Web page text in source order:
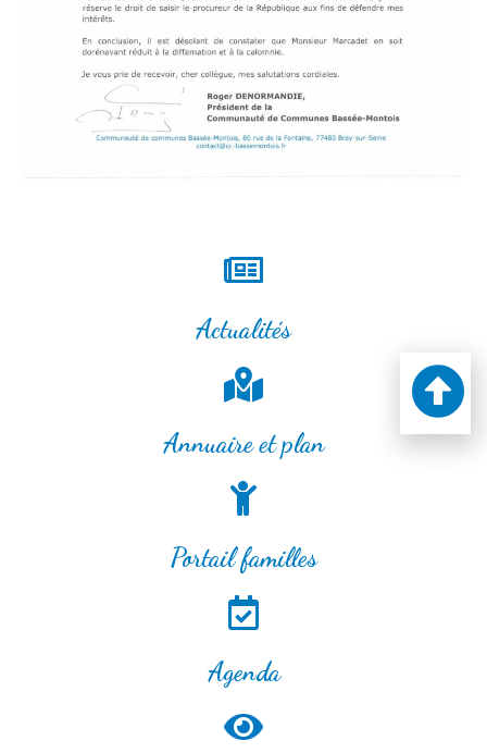
Actualités
Annuaire et plan
Portail familles
Agenda